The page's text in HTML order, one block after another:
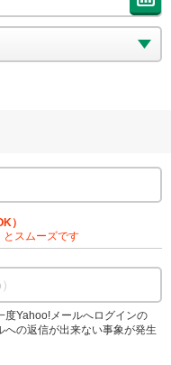
）
スムーズです
Yahoo!メールへログインの
への返信が出来ない事象が発生